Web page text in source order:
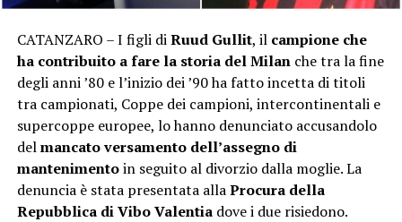
CATANZARO – I figli diRuud Gullit, ilcampione che
ha contribuito a fare la storia del Milanche tra la fine
degli anni ’80 e l’inizio dei ’90 ha fatto incetta di titoli
tra campionati, Coppe dei campioni, intercontinentali e
supercoppe europee, lo hanno denunciato accusandolo
delmancato versamento dell’assegno di
mantenimentoin seguito al divorzio dalla moglie. La
denuncia è stata presentata allaProcura della
Repubblica di Vibo Valentiadove i due risiedono.